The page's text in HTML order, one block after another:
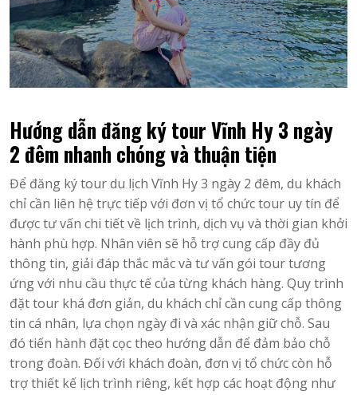
Hướng dẫn đăng ký tour Vĩnh Hy 3 ngày
2 đêm nhanh chóng và thuận tiện
Để đăng ký tour du lịch Vĩnh Hy 3 ngày 2 đêm, du khách
chỉ cần liên hệ trực tiếp với đơn vị tổ chức tour uy tín để
được tư vấn chi tiết về lịch trình, dịch vụ và thời gian khởi
hành phù hợp. Nhân viên sẽ hỗ trợ cung cấp đầy đủ
thông tin, giải đáp thắc mắc và tư vấn gói tour tương
ứng với nhu cầu thực tế của từng khách hàng. Quy trình
đặt tour khá đơn giản, du khách chỉ cần cung cấp thông
tin cá nhân, lựa chọn ngày đi và xác nhận giữ chỗ. Sau
đó tiến hành đặt cọc theo hướng dẫn để đảm bảo chỗ
trong đoàn. Đối với khách đoàn, đơn vị tổ chức còn hỗ
trợ thiết kế lịch trình riêng, kết hợp các hoạt động như